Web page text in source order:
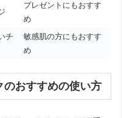
プレゼントにもおすす
め
チ
敏感肌の方にもおすす
め
のおすすめの使い方